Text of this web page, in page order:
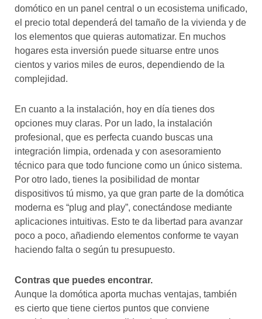
domótico en un panel central o un ecosistema unificado,
el precio total dependerá del tamaño de la vivienda y de
los elementos que quieras automatizar. En muchos
hogares esta inversión puede situarse entre unos
cientos y varios miles de euros, dependiendo de la
complejidad.
En cuanto a la instalación, hoy en día tienes dos
opciones muy claras. Por un lado, la instalación
profesional, que es perfecta cuando buscas una
integración limpia, ordenada y con asesoramiento
técnico para que todo funcione como un único sistema.
Por otro lado, tienes la posibilidad de montar
dispositivos tú mismo, ya que gran parte de la domótica
moderna es “plug and play”, conectándose mediante
aplicaciones intuitivas. Esto te da libertad para avanzar
poco a poco, añadiendo elementos conforme te vayan
haciendo falta o según tu presupuesto.
Contras que puedes encontrar.
Aunque la domótica aporta muchas ventajas, también
es cierto que tiene ciertos puntos que conviene